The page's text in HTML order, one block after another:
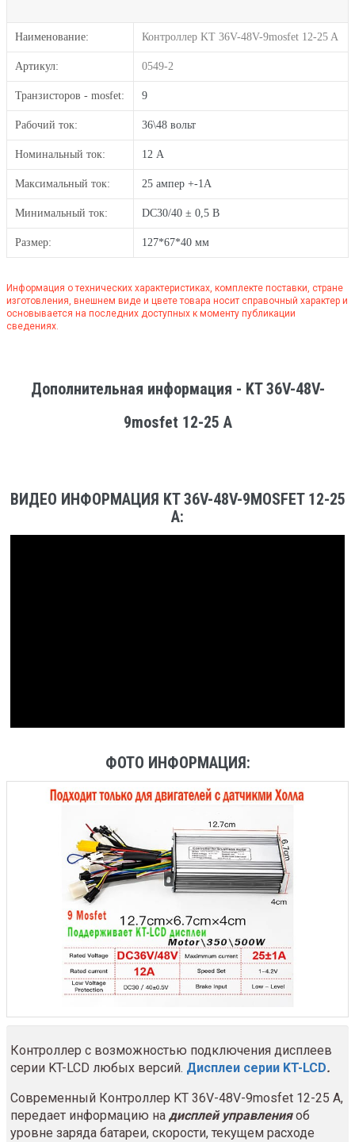
Наименование: Контроллер KT 36V-48V-9mosfet 12-25 A
Артикул: 0549-2
Транзисторов - mosfet: 9
Рабочий ток: 36\48 вольт
Номинальный ток: 12 А
Максимальный ток: 25 ампер +-1А
Минимальный ток: DC30/40 ± 0,5 В
Размер: 127*67*40 мм
Информация о технических характеристиках, комплекте поставки, стране
изготовления, внешнем виде и цвете товара носит справочный характер и
основывается на последних доступных к моменту публикации
сведениях.
Дополнительная информация - KT 36V-48V-
9mosfet 12-25 A
ВИДЕО ИНФОРМАЦИЯ KT 36V-48V-9MOSFET 12-25
A:
ФОТО ИНФОРМАЦИЯ:
Контроллер с возможностью подключения дисплеев
серии KT-LCD любых версий. Дисплеи серии KT-LCD.
Современный Контроллер KT 36V-48V-9mosfet 12-25 A,
передает информацию на дисплей управленияоб
уровне заряда батареи, скорости, текущем расходе